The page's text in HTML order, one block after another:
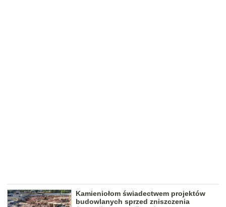
Kamieniołom świadectwem projektów
budowlanych sprzed zniszczenia